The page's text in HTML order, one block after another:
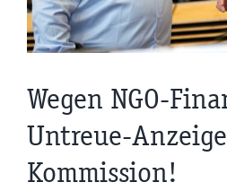
Wegen NGO-
Untreue-
Kommission!